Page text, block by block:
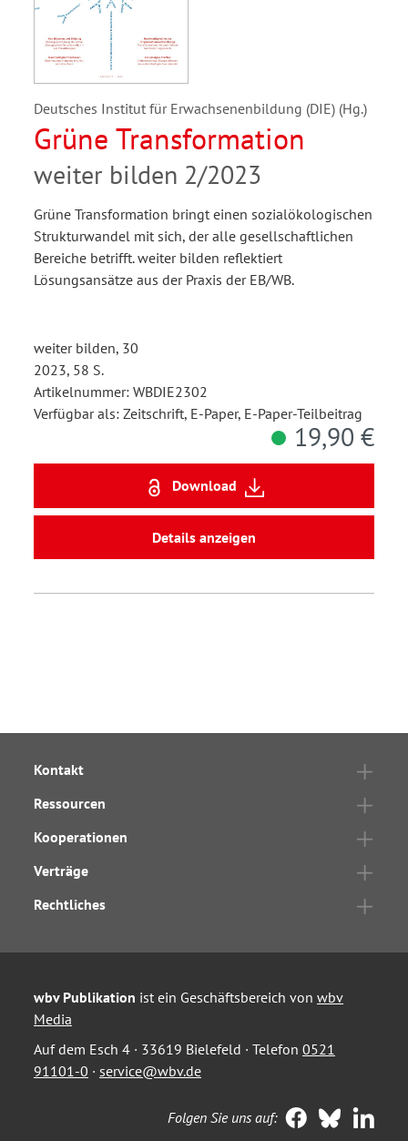
Deutsches Institut für Erwachsenenbildung (DIE) (Hg.)
Grüne Transformation
weiter bilden 2/2023
Grüne Transformation bringt einen sozialökologischen
Strukturwandel mit sich, der alle gesellschaftlichen
Bereiche betrifft. weiter bilden reflektiert
Lösungsansätze aus der Praxis der EB/WB.
weiter bilden, 30
2023, 58 S.
Artikelnummer: WBDIE2302
Verfügbar als: Zeitschrift, E-Paper, E-Paper-Teilbeitrag
19,90 €
Download
Details anzeigen
Kontakt
Ressourcen
Kooperationen
Verträge
Rechtliches
wbv Publikation ist ein Geschäftsbereich von wbv
Media
Auf dem Esch 4 · 33619 Bielefeld · Telefon 0521
91101-0 · service@wbv.de
Folgen Sie uns auf: